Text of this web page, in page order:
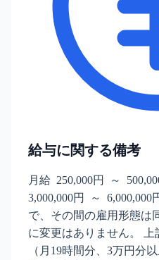
給与に関する備考
月給 250,000円 ～
3,000,000円 ～
で、その間の雇用形態は
に変更はありません。
（月19時間分、3万円分